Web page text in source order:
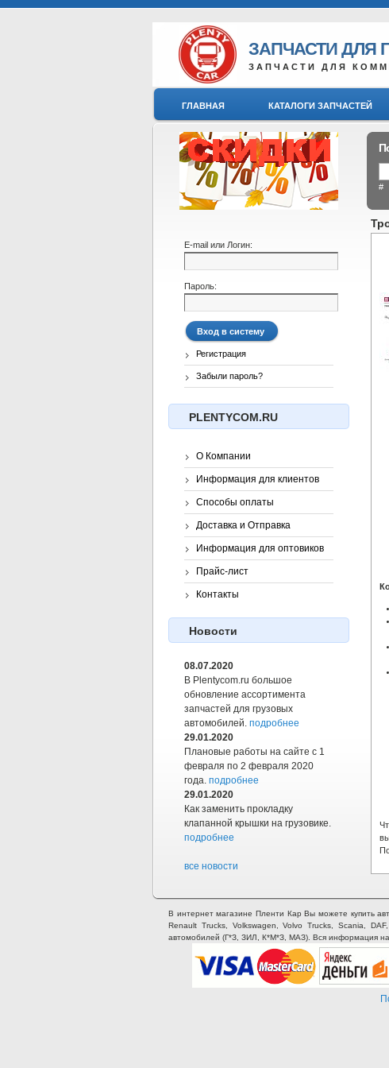
ЗАПЧАСТИ ДЛЯ
ЗАПЧАСТИ ДЛЯ
ГЛАВНАЯ КАТАЛОГИ ЗАПЧАСТЕЙ
#
E-mail или Логин:
Пароль:
Регистрация
Забыли пароль?
PLENTYCOM.RU
О Компании
Информация для клиентов
Способы оплаты
Доставка и Отправка
Информация для оптовиков
Прайс-лист
Контакты
Новости
08.07.2020
В Plentycom.ru большое
обновление ассортимента
запчастей для грузовых
автомобилей. подробнее
29.01.2020
Плановые работы на сайте с 1
февраля по 2 февраля 2020
года. подробнее
29.01.2020
Как заменить прокладку
клапанной крышки на грузовике.
подробнее
все новости
В интернет магазине Пленти Кар Вы можете купить
Renault Trucks, Volkswagen, Volvo Trucks, Scania,
автомобилей (Г*З, ЗИЛ, К*М*З, МАЗ). Вся информация на